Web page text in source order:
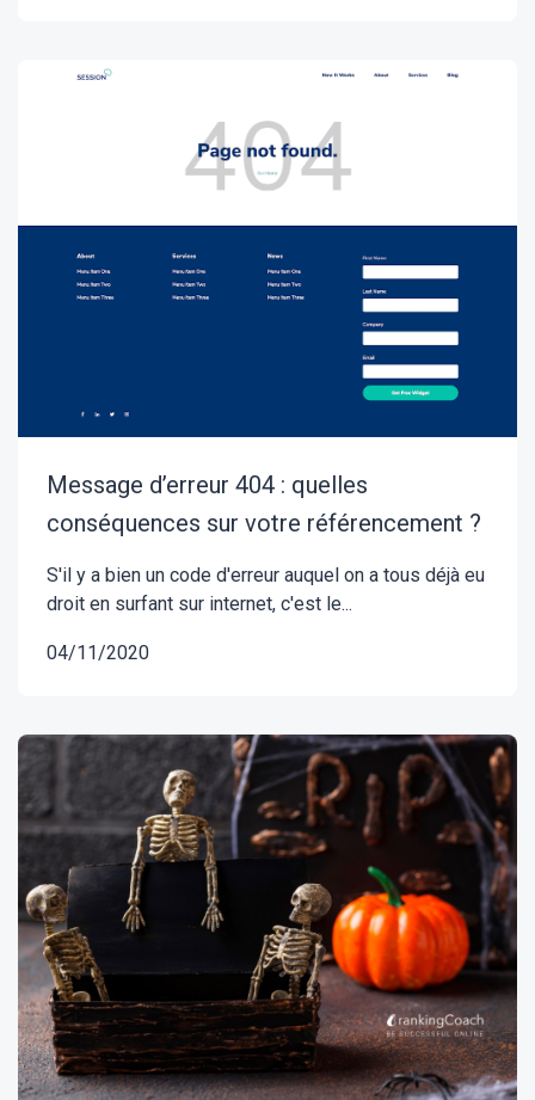
Message d’erreur 404 : quelles
conséquences sur votre référencement ?
S'il y a bien un code d'erreur auquel on a tous déjà eu
droit en surfant sur internet, c'est le...
04/11/2020